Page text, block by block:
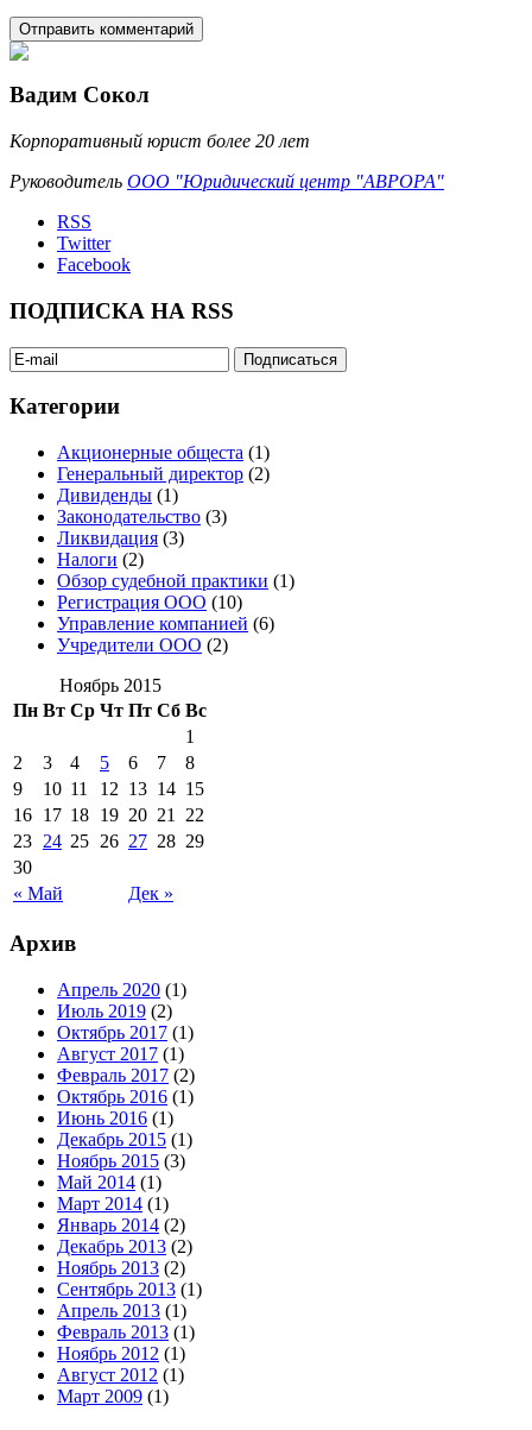
Вадим Сокол
Корпоративный юрист более 20 лет
Руководитель ООО "Юридический центр "АВРОРА"
RSS
Twitter
Facebook
ПОДПИСКА НА RSS
Категории
Акционерные общеста (1)
Генеральный директор (2)
Дивиденды (1)
Законодательство (3)
Ликвидация (3)
Налоги (2)
Обзор судебной практики (1)
Регистрация ООО (10)
Управление компанией (6)
Учредители ООО (2)
Ноябрь 2015
Пн Вт Ср Чт Пт Сб Вс
« Май Дек »
1
2
3 4 5 6 7
8
9
10 11 12 13 14 15
16 17 18 19 20 21
22
23 24 25 26 27 28 29
30
Архив
Апрель 2020 (1)
Июль 2019 (2)
Октябрь 2017 (1)
Август 2017 (1)
Февраль 2017 (2)
Октябрь 2016 (1)
Июнь 2016 (1)
Декабрь 2015 (1)
Ноябрь 2015 (3)
Май 2014 (1)
Март 2014 (1)
Январь 2014 (2)
Декабрь 2013 (2)
Ноябрь 2013 (2)
Сентябрь 2013 (1)
Апрель 2013 (1)
Февраль 2013 (1)
Ноябрь 2012 (1)
Август 2012 (1)
Март 2009 (1)